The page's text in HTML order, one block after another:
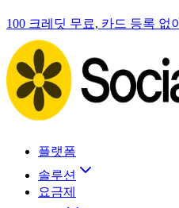
100 크레딧 무료, 카드 등록 없이
플랫폼
솔루션
요금제